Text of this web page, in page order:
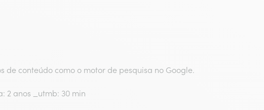
de conteúdo como o motor de pesquisa no Google.
2 anos _utmb: 30 min